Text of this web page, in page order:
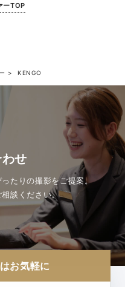
ーTOP
KENGO
せ
たりの撮影をご提案。
談ください。
お気軽に